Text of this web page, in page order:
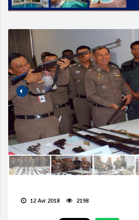
Campagne de sécurité routière
12 Avr 2018 2198